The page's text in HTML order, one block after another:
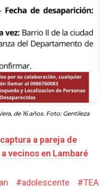
de 16 años. Foto: Gentileza
a pareja de
vecinos en Lambaré
#adolescente #TEA